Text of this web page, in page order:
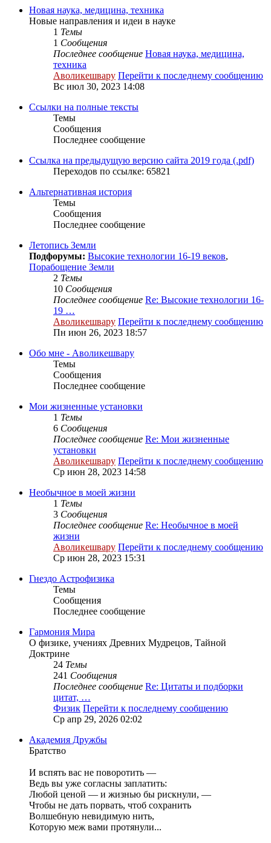
Новая наука, медицина, техника
Новые направления и идеи в науке
1 Темы
1 Сообщения
Последнее сообщение Новая наука, медицина,
техника
Аволикешвару Перейти к последнему сообщению
Вс июл 30, 2023 14:08
Ссылки на полные тексты
Темы
Сообщения
Последнее сообщение
Ссылка на предыдущую версию сайта 2019 года (.pdf)
Переходов по ссылке: 65821
Альтернативная история
Темы
Сообщения
Последнее сообщение
Летопись Земли
Подфорумы: Высокие технологии 16-19 веков,
Порабощение Земли
2 Темы
10 Сообщения
Последнее сообщение Re: Высокие технологии 16-
19 …
Аволикешвару Перейти к последнему сообщению
Пн июн 26, 2023 18:57
Обо мне - Аволикешвару
Темы
Сообщения
Последнее сообщение
Мои жизненные установки
1 Темы
6 Сообщения
Последнее сообщение Re: Мои жизненные
установки
Аволикешвару Перейти к последнему сообщению
Ср июн 28, 2023 14:58
Необычное в моей жизни
1 Темы
3 Сообщения
Последнее сообщение Re: Необычное в моей
жизни
Аволикешвару Перейти к последнему сообщению
Ср июн 28, 2023 15:31
Гнездо Астрофизика
Темы
Сообщения
Последнее сообщение
Гармония Мира
О физике, учениях Древних Мудрецов, Тайной
Доктрине
24 Темы
241 Сообщения
Последнее сообщение Re: Цитаты и подборки
цитат, …
Физик Перейти к последнему сообщению
Ср апр 29, 2026 02:02
Академия Дружбы
Братство
И вспять вас не поворотить —
Ведь вы уже согласны заплатить:
Любой ценой — и жизнью бы рискнули, —
Чтобы не дать порвать, чтоб сохранить
Волшебную невидимую нить,
Которую меж вами протянули...